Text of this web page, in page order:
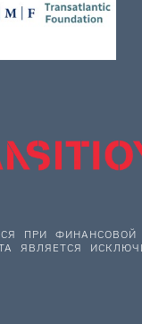
ПРИ
ЯВЛЯЕТСЯ